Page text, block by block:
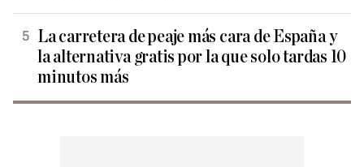
La carretera de peaje más cara de España y
la alternativa gratis por la que solo tardas 10
minutos más